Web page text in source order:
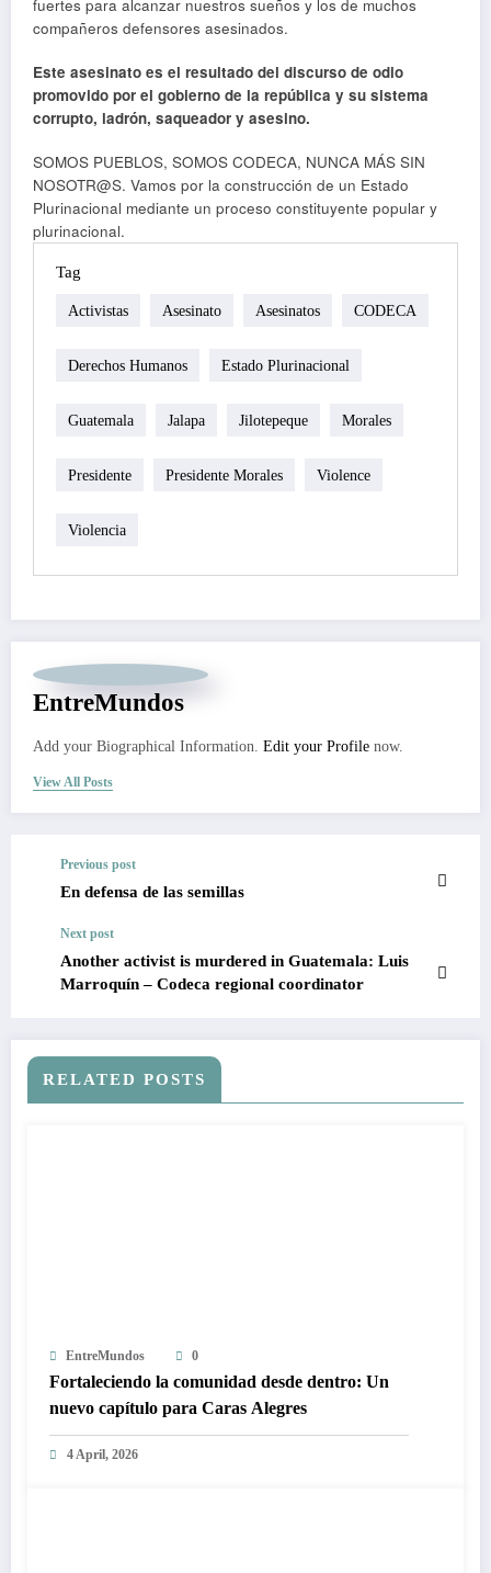
fuertes para alcanzar nuestros sueños y los de muchos
compañeros defensores asesinados.
Este asesinato es el resultado del discurso de odio
promovido por el gobierno de la república y su sistema
corrupto, ladrón, saqueador y asesino.
SOMOS PUEBLOS, SOMOS CODECA, NUNCA MÁS SIN
NOSOTR@S. Vamos por la construcción de un Estado
Plurinacional mediante un proceso constituyente popular y
plurinacional.
Tag
Activistas Asesinato Asesinatos CODECA
Derechos Humanos Estado Plurinacional
Guatemala Jalapa Jilotepeque Morales
Presidente Presidente Morales Violence
Violencia
EntreMundos
Add your Biographical Information. Edit your Profile now.
View All Posts
Previous post
En defensa de las semillas
Next post
Another activist is murdered in Guatemala: Luis
Marroquín – Codeca regional coordinator
RELATED POSTS
EntreMundos 0
Fortaleciendo la comunidad desde dentro: Un
nuevo capítulo para Caras Alegres
4 April, 2026